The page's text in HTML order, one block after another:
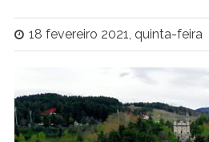
18 fevereiro 2021, quinta-feira